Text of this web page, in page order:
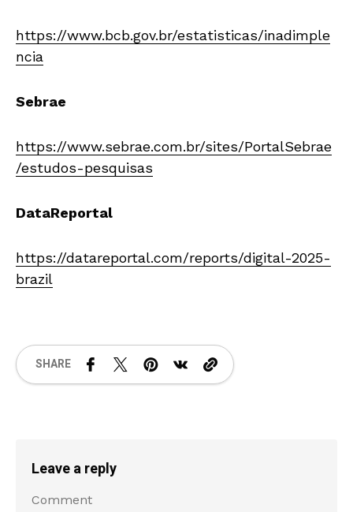
https://www.bcb.gov.br/estatisticas/inadimple
ncia
Sebrae
https://www.sebrae.com.br/sites/PortalSebrae
/estudos-pesquisas
DataReportal
https://datareportal.com/reports/digital-2025-
brazil
SHARE
Leave a reply